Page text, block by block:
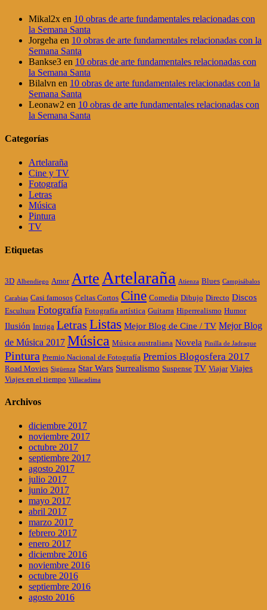
Mikal2x en 10 obras de arte fundamentales relacionadas con
la Semana Santa
Jorgeha en 10 obras de arte fundamentales relacionadas con la
Semana Santa
Bankse3 en 10 obras de arte fundamentales relacionadas con
la Semana Santa
Bilalvn en 10 obras de arte fundamentales relacionadas con la
Semana Santa
Leonaw2 en 10 obras de arte fundamentales relacionadas con
la Semana Santa
Categorías
Artelaraña
Cine y TV
Fotografía
Letras
Música
Pintura
TV
Etiquetas
3D Albendiego Amor Arte Artelaraña Atienza Blues Campisábalos
Carabias Casi famosos Celtas Cortos Cine Comedia Dibujo Directo Discos
Escultura Fotografía Fotografía artística Guitarra Hiperrealismo Humor
Ilusión Intriga Letras Listas Mejor Blog de Cine / TV Mejor Blog
de Música 2017 Música Música australiana Novela Pinilla de Jadraque
Pintura Premio Nacional de Fotografía Premios Blogosfera 2017
Road Movies Sigüenza Star Wars Surrealismo Suspense TV Viajar Viajes
Viajes en el tiempo Villacadima
Archivos
diciembre 2017
noviembre 2017
octubre 2017
septiembre 2017
agosto 2017
julio 2017
junio 2017
mayo 2017
abril 2017
marzo 2017
febrero 2017
enero 2017
diciembre 2016
noviembre 2016
octubre 2016
septiembre 2016
agosto 2016